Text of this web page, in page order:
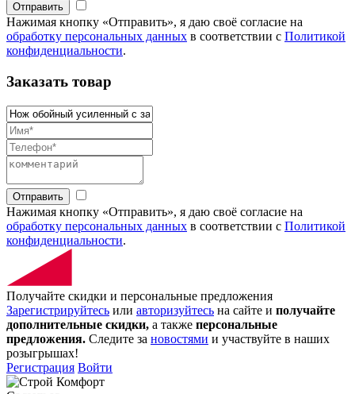
Отправить
Нажимая кнопку «Отправить», я даю своё согласие на
обработку персональных данных в соответствии с Политикой
конфиденциальности.
Заказать товар
Отправить
Нажимая кнопку «Отправить», я даю своё согласие на
обработку персональных данных в соответствии с Политикой
конфиденциальности.
Получайте скидки и персональные предложения
Зарегистрируйтесь или авторизуйтесь на сайте и получайте
дополнительные скидки, а также персональные
предложения. Следите за новостями и участвуйте в наших
розыгрышах!
Регистрация Войти